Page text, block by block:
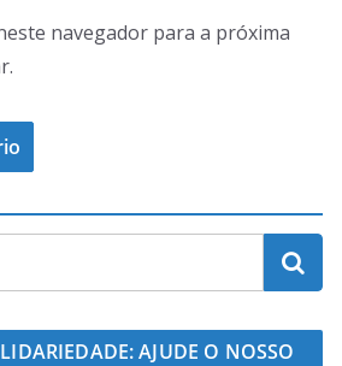
navegador para a próxima
AJUDE O NOSSO